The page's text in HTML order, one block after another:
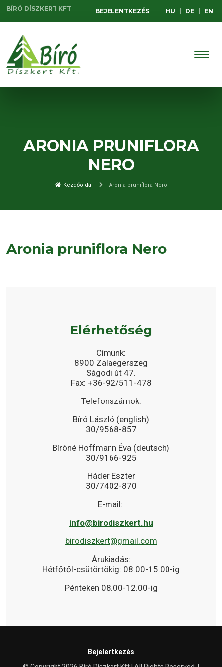
BÍRÓ DÍSZKERT KFT BEJELENTKEZÉS HU DE EN
ARONIA PRUNIFLORA
NERO
Kezdőoldal Aronia pruniflora Nero
Aronia pruniflora Nero
Elérhetőség
Címünk:
8900 Zalaegerszeg
Ságodi út 47.
Fax: +36-92/511-478
Telefonszámok:
Bíró László (english)
30/9568-857
Bíróné Hoffmann Éva (deutsch)
30/9166-925
Háder Eszter
30/7402-870
E-mail:
info@birodiszkert.hu
birodiszkert@gmail.com
Árukiadás:
Hétfőtől-csütörtökig: 08.00-15.00-ig
Pénteken 08.00-12.00-ig
Bejelentkezés